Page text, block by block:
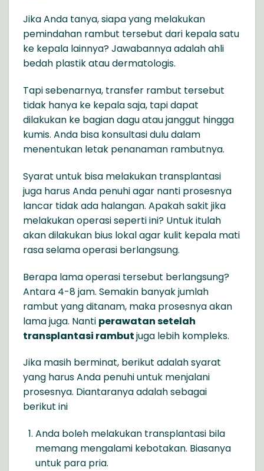
Jika Anda tanya, siapa yang melakukan
pemindahan rambut tersebut dari kepala satu
ke kepala lainnya? Jawabannya adalah ahli
bedah plastik atau dermatologis.
Tapi sebenarnya, transfer rambut tersebut
tidak hanya ke kepala saja, tapi dapat
dilakukan ke bagian dagu atau janggut hingga
kumis. Anda bisa konsultasi dulu dalam
menentukan letak penanaman rambutnya.
Syarat untuk bisa melakukan transplantasi
juga harus Anda penuhi agar nanti prosesnya
lancar tidak ada halangan. Apakah sakit jika
melakukan operasi seperti ini? Untuk itulah
akan dilakukan bius lokal agar kulit kepala mati
rasa selama operasi berlangsung.
Berapa lama operasi tersebut berlangsung?
Antara 4-8 jam. Semakin banyak jumlah
rambut yang ditanam, maka prosesnya akan
lama juga. Nanti perawatan setelah
transplantasi rambutjuga lebih kompleks.
Jika masih berminat, berikut adalah syarat
yang harus Anda penuhi untuk menjalani
prosesnya. Diantaranya adalah sebagai
berikut ini
Anda boleh melakukan transplantasi bila
memang mengalami kebotakan. Biasanya
untuk para pria.